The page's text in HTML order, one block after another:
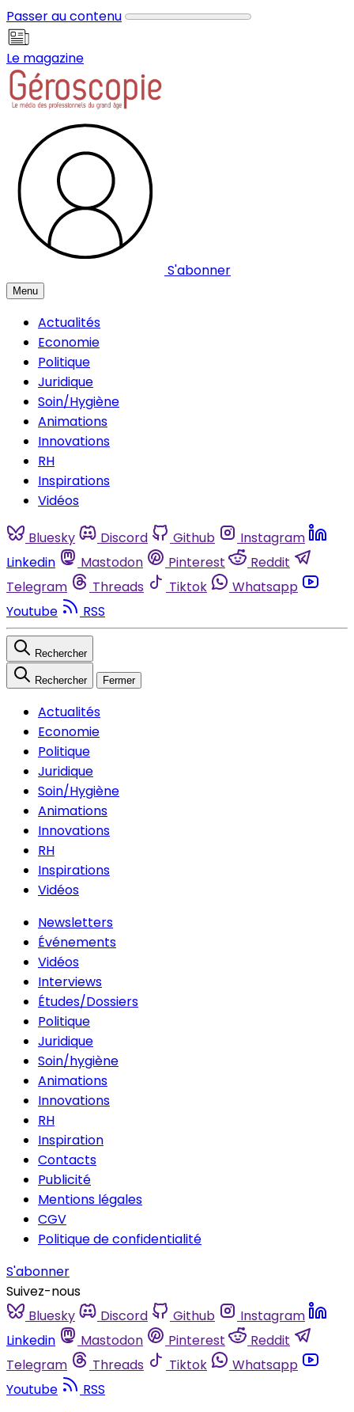
Passer au contenu
Le magazine
S'abonner
Menu
Actualités
Economie
Politique
Juridique
Soin/Hygiène
Animations
Innovations
RH
Inspirations
Vidéos
Bluesky Discord Github
Instagram
Linkedin
Mastodon Pinterest
Reddit
Telegram
Threads Tiktok
Whatsapp
Youtube
RSS
Rechercher
Rechercher Fermer
Actualités
Economie
Politique
Juridique
Soin/Hygiène
Animations
Innovations
RH
Inspirations
Vidéos
Newsletters
Événements
Vidéos
Interviews
Études/Dossiers
Politique
Juridique
Soin/hygiène
Animations
Innovations
RH
Inspiration
Contacts
Publicité
Mentions légales
CGV
Politique de confidentialité
S'abonner
Suivez-nous
Bluesky
Discord Github
Instagram
Linkedin
Mastodon Pinterest
Reddit
Telegram
Threads Tiktok
Whatsapp
Youtube
RSS
Panneau de gestion des cookies